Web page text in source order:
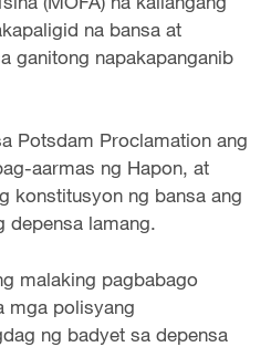
na bansa at
ganitong napakapanganib
Potsdam Proclamation ang
aarmas ng Hapon, at
konstitusyon ng bansa ang
depensa lamang.
malaking pagbabago
mga polisyang
ng badyet sa depensa